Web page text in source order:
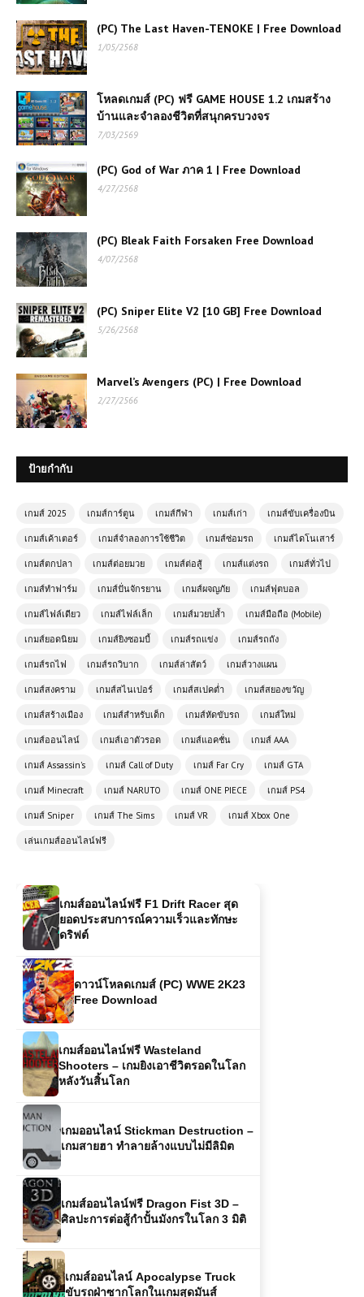
(PC) The Last Haven-TENOKE | Free Download
1/05/2568
โหลดเกมส์ (PC) ฟรี GAME HOUSE 1.2 เกมสร้าง
บ้านและจำลองชีวิตที่สนุกครบวงจร
7/03/2569
(PC) God of War ภาค 1 | Free Download
4/27/2568
(PC) Bleak Faith Forsaken Free Download
4/07/2568
(PC) Sniper Elite V2 [10 GB] Free Download
5/26/2568
Marvel’s Avengers (PC) | Free Download
2/27/2566
ป้ายกำกับ
เกมส์ 2025 เกมส์การ์ตูน เกมส์กีฬา เกมส์เก่า เกมส์ขับเครื่องบิน
เกมส์เค้าเตอร์ เกมส์จำลองการใช้ชีวิต เกมส์ซ่อมรถ เกมส์ไดโนเสาร์
เกมส์ตกปลา เกมส์ต่อยมวย เกมส์ต่อสู้ เกมส์แต่งรถ เกมส์ทั่วไป
เกมส์ทำฟาร์ม เกมส์ปั่นจักรยาน เกมส์ผจญภัย เกมส์ฟุตบอล
เกมส์ไฟล์เดียว เกมส์ไฟล์เล็ก เกมส์มวยปล้ำ เกมส์มือถือ (Mobile)
เกมส์ยอดนิยม เกมส์ยิงซอมบี้ เกมส์รถแข่ง เกมส์รถถัง
เกมส์รถไฟ เกมส์รถวิบาก เกมส์ล่าสัตว์ เกมส์วางแผน
เกมส์สงคราม เกมส์สไนเปอร์ เกมส์สเปคต่ำ เกมส์สยองขวัญ
เกมส์สร้างเมือง เกมส์สำหรับเด็ก เกมส์หัดขับรถ เกมส์ใหม่
เกมส์ออนไลน์ เกมส์เอาตัวรอด เกมส์แอคชั่น เกมส์ AAA
เกมส์ Assassin's เกมส์ Call of Duty เกมส์ Far Cry เกมส์ GTA
เกมส์ Minecraft เกมส์ NARUTO เกมส์ ONE PIECE เกมส์ PS4
เกมส์ Sniper เกมส์ The Sims เกมส์ VR เกมส์ Xbox One
เล่นเกมส์ออนไลน์ฟรี
Racer – เกมแข่งรถมันส์สองผู้เล่น
– เกมต่อสู้สุดมันส์สำหรับแฟนแอ็คชั่น
โหลดเกมส์ (PC) Naruto Shippuden
ภาค 4 Free Download
ดาวน์โหลดเกมส์ (PC) WWE 2K23
เกมส์ออนไลน์ฟรี Wasteland
Shooters – เกมยิงเอาชีวิตรอดในโลก
หลังวันสิ้นโลก
เกมออนไลน์ Stickman Destruction –
เกมสายฮา ทำลายล้างแบบไม่มีลิมิต